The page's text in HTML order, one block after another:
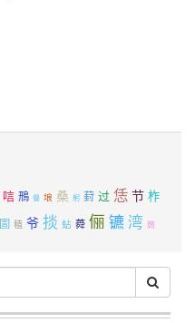
唁 鳽 餐 埌 桑 躬 葑 过 恁 节 柞
圁 稙 爷 掞 蛅 蕣 俪 镳 湾 鴳